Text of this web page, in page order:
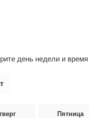
день недели и время
Пятница